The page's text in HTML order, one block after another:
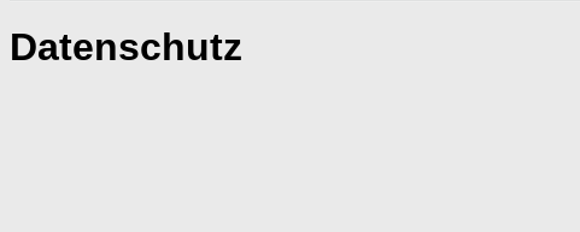
Datenschutz